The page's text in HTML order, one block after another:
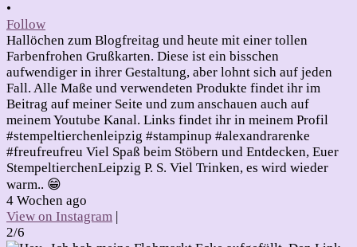
•
Follow
Hallöchen zum Blogfreitag und heute mit einer tollen
Farbenfrohen Grußkarten. Diese ist ein bisschen
aufwendiger in ihrer Gestaltung, aber lohnt sich auf jeden
Fall. Alle Maße und verwendeten Produkte findet ihr im
Beitrag auf meiner Seite und zum anschauen auch auf
meinem Youtube Kanal. Links findet ihr in meinem Profil
#stempeltierchenleipzig #stampinup #alexandrarenke
#freufreufreu Viel Spaß beim Stöbern und Entdecken, Euer
StempeltierchenLeipzig P. S. Viel Trinken, es wird wieder
warm.. 😁
4 Wochen ago
View on Instagram |
2/6